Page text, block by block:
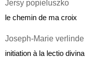
le chemin de ma croix
Joseph-Marie verlinde
initiation à la lectio divina